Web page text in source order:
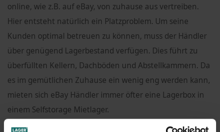
online, wie z.B. auf eBay, von zuhause aus vertreiben.
Hier entsteht natürlich ein Platzproblem. Um seine
Kunden optimal betreuen zu können, muss der Händler
über genügend Lagerbestand verfügen. Dies führt zu
überfüllten Kellern, Dachböden und Abstellkammern. Da
es im gemütlichen Zuhause ein wenig eng werden kann,
mieten sich eBay Händler immer öfter eine Lagerbox in
einem Selfstorage Mietlager.